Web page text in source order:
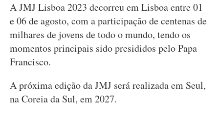
A JMJ Lisboa 2023 decorreu em Lisboa entre 01
e 06 de agosto, com a participação de centenas de
milhares de jovens de todo o mundo, tendo os
momentos principais sido presididos pelo Papa
Francisco.
A próxima edição da JMJ será realizada em Seul,
na Coreia da Sul, em 2027.